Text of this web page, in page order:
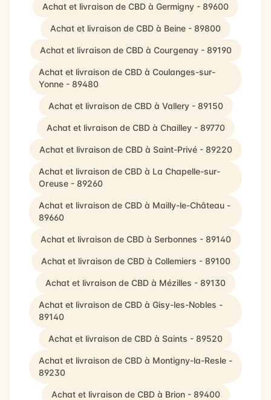
Achat et livraison de CBD à Germigny - 89600
Achat et livraison de CBD à Beine - 89800
Achat et livraison de CBD à Courgenay - 89190
Achat et livraison de CBD à Coulanges-sur-
Yonne - 89480
Achat et livraison de CBD à Vallery - 89150
Achat et livraison de CBD à Chailley - 89770
Achat et livraison de CBD à Saint-Privé - 89220
Achat et livraison de CBD à La Chapelle-sur-
Oreuse - 89260
Achat et livraison de CBD à Mailly-le-Château -
89660
Achat et livraison de CBD à Serbonnes - 89140
Achat et livraison de CBD à Collemiers - 89100
Achat et livraison de CBD à Mézilles - 89130
Achat et livraison de CBD à Gisy-les-Nobles -
89140
Achat et livraison de CBD à Saints - 89520
Achat et livraison de CBD à Montigny-la-Resle -
89230
Achat et livraison de CBD à Brion - 89400